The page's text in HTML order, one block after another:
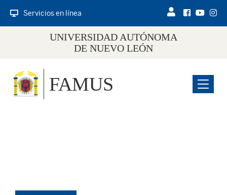
Servicios en línea
UNIVERSIDAD AUTÓNOMA
DE NUEVO LEÓN
Menu
FAMUS